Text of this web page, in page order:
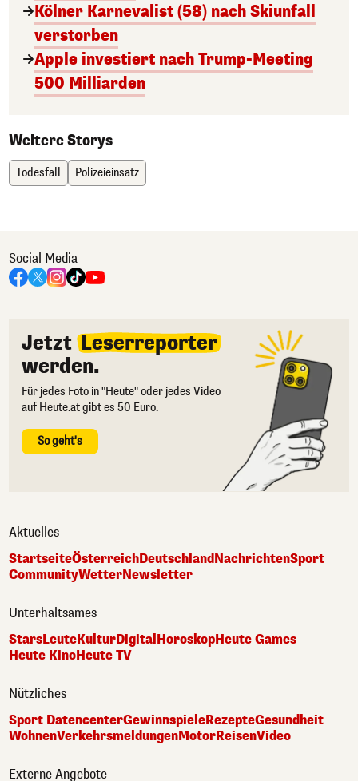
Kölner Karnevalist (58) nach Skiunfall
verstorben
Apple investiert nach Trump-Meeting
500 Milliarden
Weitere Storys
Todesfall Polizeieinsatz
Social Media
Jetzt Leserreporter
werden.
Für jedes Foto in "Heute" oder jedes Video
auf Heute.at gibt es 50 Euro.
So geht's
Aktuelles
StartseiteÖsterreichDeutschlandNachrichtenSport
CommunityWetterNewsletter
Unterhaltsames
StarsLeuteKulturDigital HoroskopHeute Games
Heute KinoHeute TV
Nützliches
Sport DatencenterGewinnspieleRezepteGesundheit
WohnenVerkehrsmeldungenMotorReisenVideo
Externe Angebote